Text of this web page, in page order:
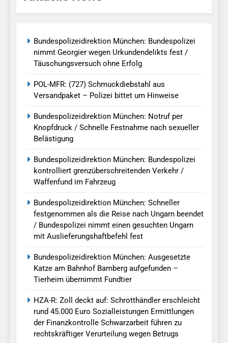
Bundespolizeidirektion München: Bundespolizei
nimmt Georgier wegen Urkundendelikts fest /
Täuschungsversuch ohne Erfolg
POL-MFR: (727) Schmuckdiebstahl aus
Versandpaket – Polizei bittet um Hinweise
Bundespolizeidirektion München: Notruf per
Knopfdruck / Schnelle Festnahme nach sexueller
Belästigung
Bundespolizeidirektion München: Bundespolizei
kontrolliert grenzüberschreitenden Verkehr /
Waffenfund im Fahrzeug
Bundespolizeidirektion München: Schneller
festgenommen als die Reise nach Ungarn beendet
/ Bundespolizei nimmt einen gesuchten Ungarn
mit Auslieferungshaftbefehl fest
Bundespolizeidirektion München: Ausgesetzte
Katze am Bahnhof Bamberg aufgefunden –
Tierheim übernimmt Fundtier
HZA-R: Zoll deckt auf: Schrotthändler erschleicht
rund 45.000 Euro Sozialleistungen Ermittlungen
der Finanzkontrolle Schwarzarbeit führen zu
rechtskräftiger Verurteilung wegen Betrugs